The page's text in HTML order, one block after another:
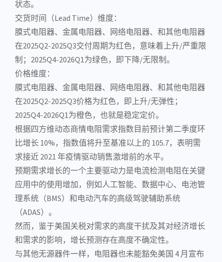
状态。
交货时间（Lead Time）维度：
膜式电阻器、金属电阻器、网络电阻器、和其他电阻器
在2025Q2-2025Q3交付周期为红色，意味着上升/严重限
制；2025Q4-2026Q1为绿色，即下降/无限制。
价格维度：
膜式电阻器、金属电阻器、网络电阻器、和其他电阻器
在2025Q2-2025Q3价格为红色，即上升/无弹性；
2025Q4-2026Q1为橙色，也就是稳定定价。
根据四方维动态商情电阻需求指数目前预计第二季度环
比增长 10%，指数值将升至基准以上的 105.7，表明需
求接近 2021 年疫情驱动销售激增前的水平。
预期需求增长的一个主要驱动力是电流检测电阻在关键
应用中的使用增加，例如人工智能、 数据中心、 电池管
理系统 （BMS）和电动汽车的高级驾驶辅助系统
（ADAS）。
然而，鉴于美国关税对需求的高度干扰及其对经济增长
和需求的影响，增长预测存在高度不确定性。
与其他无源器件一样，电阻器也未能豁免美国 4 月宣布